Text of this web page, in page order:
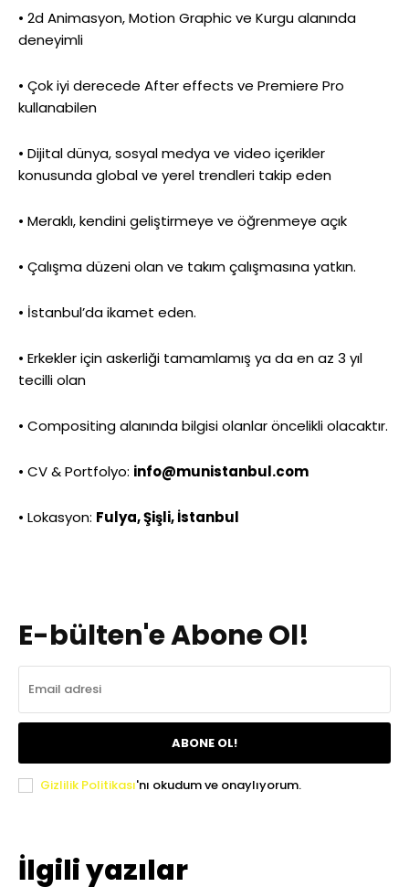
• 2d Animasyon, Motion Graphic ve Kurgu alanında
deneyimli
• Çok iyi derecede After effects ve Premiere Pro
kullanabilen
• Dijital dünya, sosyal medya ve video içerikler
konusunda global ve yerel trendleri takip eden
• Meraklı, kendini geliştirmeye ve öğrenmeye açık
• Çalışma düzeni olan ve takım çalışmasına yatkın.
• İstanbul’da ikamet eden.
• Erkekler için askerliği tamamlamış ya da en az 3 yıl
tecilli olan
• Compositing alanında bilgisi olanlar öncelikli olacaktır.
• CV & Portfolyo: info@munistanbul.com
• Lokasyon: Fulya, Şişli, İstanbul
E-bülten'e Abone Ol!
ABONE OL!
Gizlilik Politikası'nı okudum ve onaylıyorum.
İlgili yazılar